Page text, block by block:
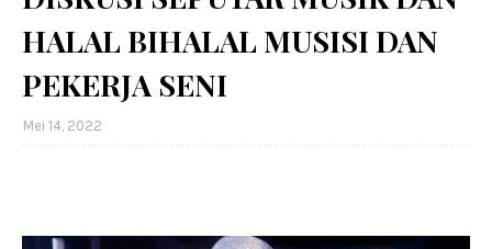
HALAL BIHALAL MUSISI DAN
PEKERJA SENI
Mei 14, 2022